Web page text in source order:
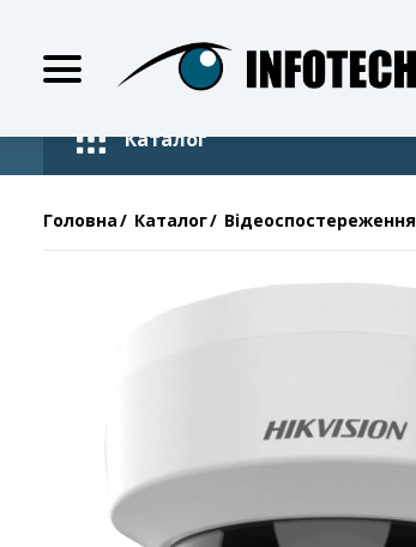
Каталог
Головна Каталог Відеоспостереження